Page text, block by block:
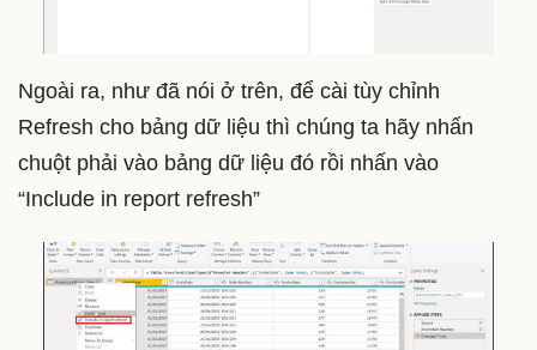
Ngoài ra, như đã nói ở trên, để cài tùy chỉnh
Refresh cho bảng dữ liệu thì chúng ta hãy nhấn
chuột phải vào bảng dữ liệu đó rồi nhấn vào
“Include in report refresh”